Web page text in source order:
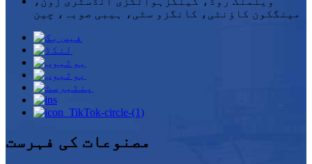
مینگکون کاؤنٹی، کانگزو سٹی، ہیبی صوبہ، چین
مصنوعات کی فہرست